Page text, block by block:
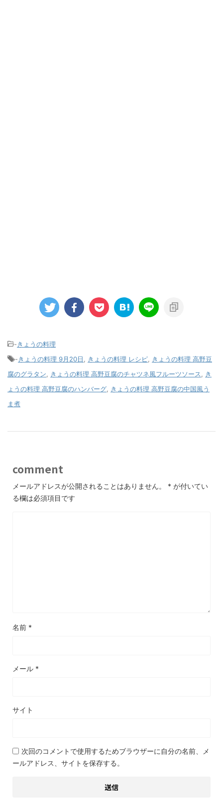
-きょうの料理
-きょうの料理 9月20日 きょうの料理 レシピ
きょうの料理 高野豆
腐のグラタン
きょうの料理 高野豆腐のチャツネ風フルーツソース
き
ょうの料理 高野豆腐のハンバーグ
きょうの料理 高野豆腐の中国風う
ま煮
comment
メールアドレスが公開されることはありません。 * が付いてい
る欄は必須項目です
名前 *
メール *
サイト
次回のコメントで使用するためブラウザーに自分の名前、メ
ールアドレス、サイトを保存する。